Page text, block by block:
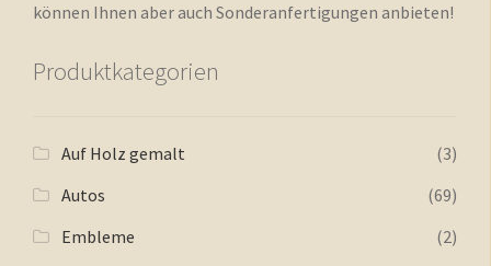
können Ihnen aber auch Sonderanfertigungen anbieten!
Produktkategorien
Auf Holz gemalt
(3)
Autos
(69)
Embleme
(2)